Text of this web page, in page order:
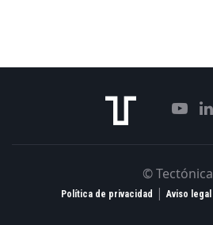
© Tectónica
Política de privacidad |Aviso legal